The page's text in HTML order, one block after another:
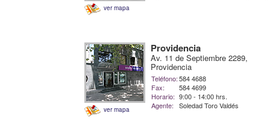
ver mapa
ver mapa
Providencia
Av. 11 de Septiembre 2289,
Providencia
Teléfono:584 4688
Fax:
584 4699
Horario: 9:00 - 14:00 hrs.
Agente:
Soledad Toro Valdés